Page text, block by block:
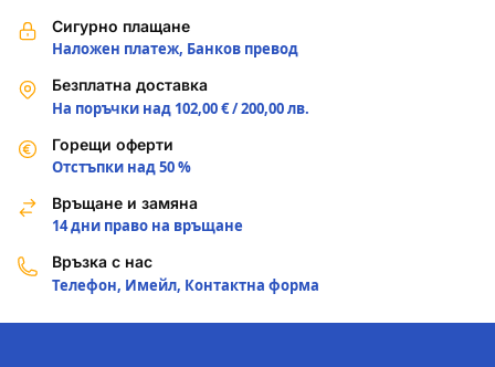
Сигурно плащане
Наложен платеж, Банков превод
Безплатна доставка
На поръчки над 102,00 € / 200,00 лв.
Горещи оферти
Отстъпки над 50 %
Връщане и замяна
14 дни право на връщане
Връзка с нас
Телефон, Имейл, Контактна форма